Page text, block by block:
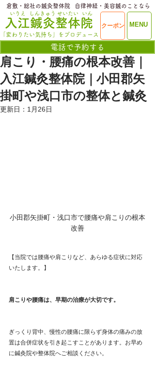
ME
​入江鍼灸整体院
いりえ
MENU
クーポン
電話で予約する
せいたい
しんきゅう いん
「変わりたい気持ち」をプロデュース
​倉敷・総社の鍼灸整体院 ​自律神経・美容鍼のことなら
肩こり・腰痛の根本改善｜
入江鍼灸整体院｜小田郡矢
掛町や浅口市の整体と鍼灸
更新日： 1月26日
小田郡矢掛町・浅口市で腰痛や肩こりの根本
改善
【当院では腰痛や肩こりなど、あらゆる症状に対応
いたします。】
肩こりや腰痛は、早期の治療が大切です。
ぎっくり背中、慢性の腰痛に限らず身体の痛みの放
置は合併症状を引き起こすことがあります。お早め
に鍼灸院や整体院へご相談ください。